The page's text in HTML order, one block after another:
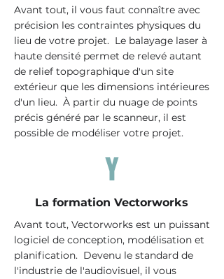
Avant tout, il vous faut connaître avec
précision les contraintes physiques du
lieu de votre projet. Le balayage laser à
haute densité permet de relevé autant
de relief topographique d'un site
extérieur que les dimensions intérieures
d'un lieu. À partir du nuage de points
précis généré par le scanneur, il est
possible de modéliser votre projet.
Y
La formation Vectorworks
Avant tout, Vectorworks est un puissant
logiciel de conception, modélisation et
planification. Devenu le standard de
l'industrie de l'audiovisuel, il vous